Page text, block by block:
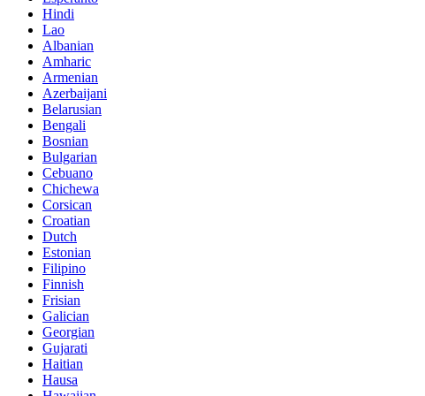
Hindi
Lao
Albanian
Amharic
Armenian
Azerbaijani
Belarusian
Bengali
Bosnian
Bulgarian
Cebuano
Chichewa
Corsican
Croatian
Dutch
Estonian
Filipino
Finnish
Frisian
Galician
Georgian
Gujarati
Haitian
Hausa